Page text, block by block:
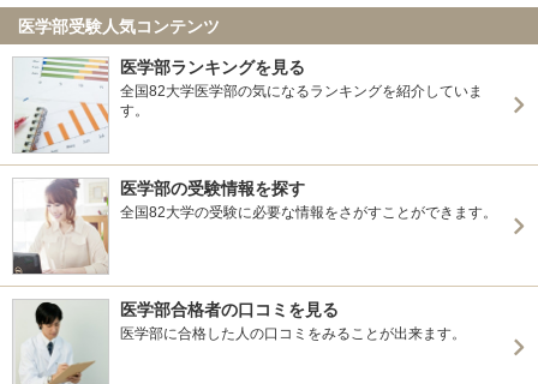
医学部受験人気コンテンツ
医学部ランキングを見る
全国82大学医学部の気になるランキングを紹介していま
す。
医学部の受験情報を探す
全国82大学の受験に必要な情報をさがすことができます。
医学部合格者の口コミを見る
医学部に合格した人の口コミをみることが出来ます。